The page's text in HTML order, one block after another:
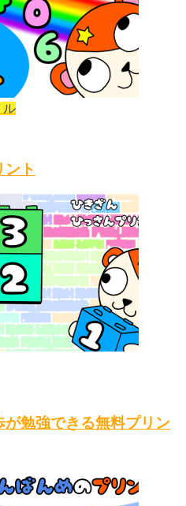
ル
ント
勉強できる無料プリン